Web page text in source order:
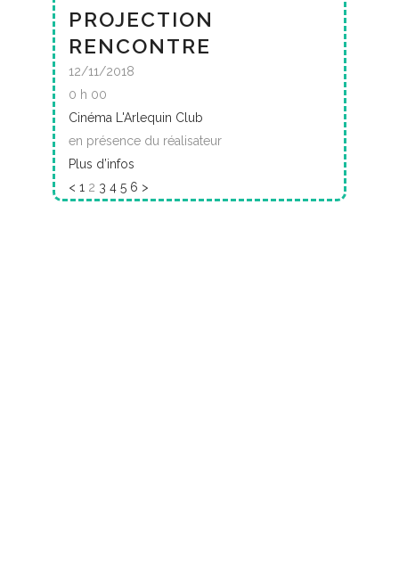
PROJECTION
RENCONTRE
12/11/2018
0 h 00
Cinéma L'Arlequin Club
en présence du réalisateur
Plus d’infos
< 1 2 3 4 5 6 >